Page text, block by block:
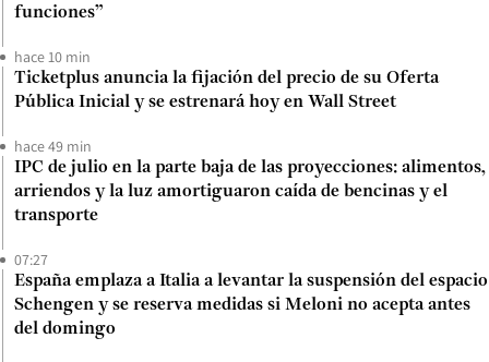
funciones”
hace 10 min
Ticketplus anuncia la fijación del precio de su Oferta
Pública Inicial y se estrenará hoy en Wall Street
hace 49 min
IPC de julio en la parte baja de las proyecciones: alimentos,
arriendos y la luz amortiguaron caída de bencinas y el
transporte
07:27
España emplaza a Italia a levantar la suspensión del espacio
Schengen y se reserva medidas si Meloni no acepta antes
del domingo